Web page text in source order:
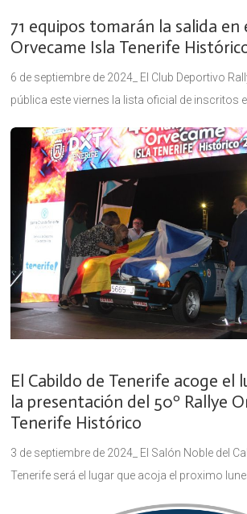
71 equipos tomarán la salida en
Orvecame Isla Tenerife
6 de septiembre de 2024_ El Club Deportivo
pública este viernes la lista oficial de inscritos
El Cabildo de Tenerife acoge el
la presentación del 50º Rallye
Tenerife Histórico
3 de septiembre de 2024_ El Salón Noble del
Tenerife será el lugar que acoja el proximo